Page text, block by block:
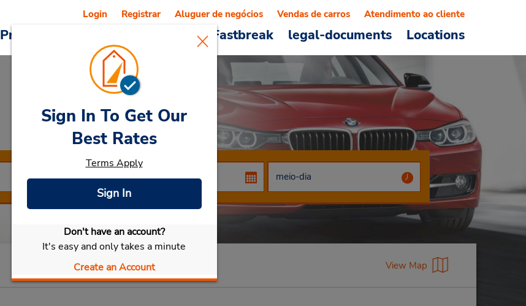
Promoções Veículos e serviços Fastbreak legal-documents Locations
Login Registrar Aluguer de negócios Vendas de carros Atendimento ao cliente
Car RentalCatania
Selecionar meu carro
Sign In To Get Our
Best Rates
Terms Apply
Sign In
Don't have an account?
It's easy and only takes a minute
Create an Account
View Map